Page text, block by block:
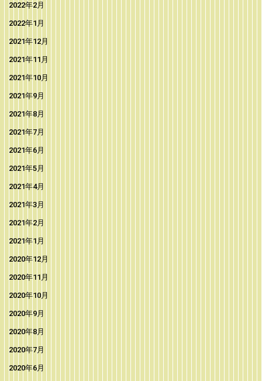
2022年2月
2022年1月
2021年12月
2021年11月
2021年10月
2021年9月
2021年8月
2021年7月
2021年6月
2021年5月
2021年4月
2021年3月
2021年2月
2021年1月
2020年12月
2020年11月
2020年10月
2020年9月
2020年8月
2020年7月
2020年6月